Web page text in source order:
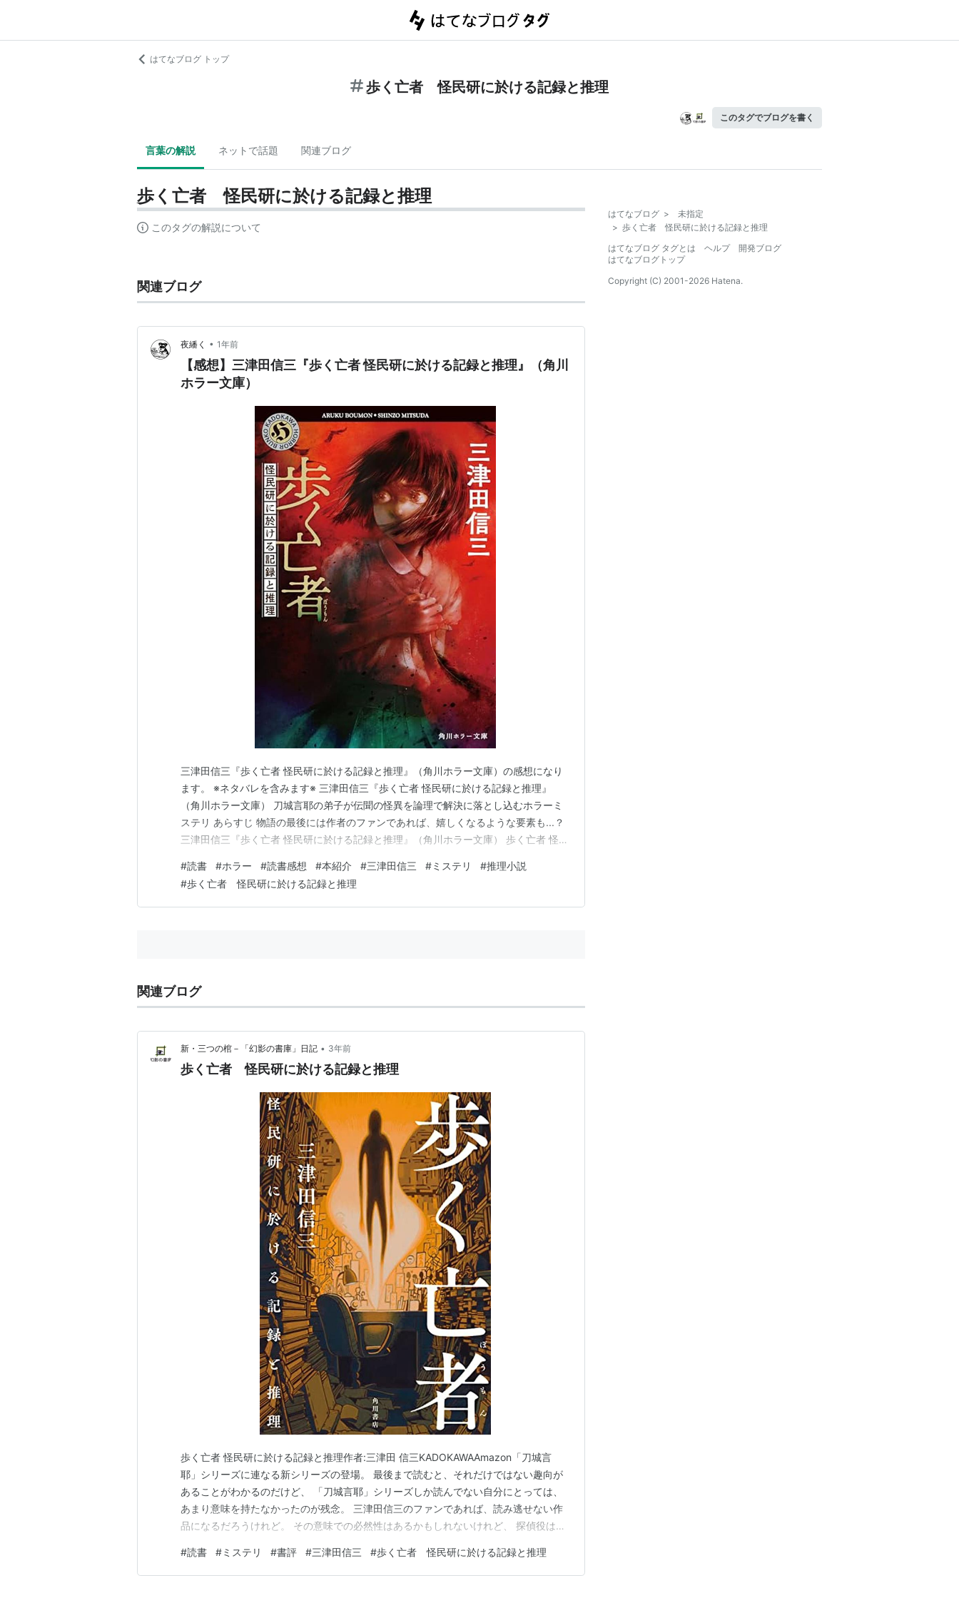
はてなブログ トップ
歩く亡者 怪民研に於ける記録と推理
このタグでブログを書く
言葉の解説 ネットで話題 関連ブログ
歩く亡者 怪民研に於ける記録と推理
このタグの解説について
関連ブログ
夜繙く • 1年前
【感想】三津田信三『歩く亡者 怪民研に於ける記録と推理』（角川
ホラー文庫）
三津田信三『歩く亡者 怪民研に於ける記録と推理』（角川ホラー文庫）の感想になり
ます。 ※ネタバレを含みます※ 三津田信三『歩く亡者 怪民研に於ける記録と推理』
（角川ホラー文庫） 刀城言耶の弟子が伝聞の怪異を論理で解決に落とし込むホラーミ
ステリ あらすじ 物語の最後には作者のファンであれば、嬉しくなるような要素も...？
三津田信三『歩く亡者 怪民研に於ける記録と推理』（角川ホラー文庫） 歩く亡者 怪民
耶の弟子が伝聞の怪異を論理で解決に落とし込むホラーミステリ あらすじ 見れば見る
ほど何処か可怪し…
#読書 #ホラー #読書感想 #本紹介 #三津田信三 #ミステリ #推理小説
#歩く亡者 怪民研に於ける記録と推理
関連ブログ
新・三つの棺－「幻影の書庫」日記 • 3年前
歩く亡者 怪民研に於ける記録と推理
歩く亡者 怪民研に於ける記録と推理作者:三津田 信三KADOKAWAAmazon「刀城言
耶」シリーズに連なる新シリーズの登場。 最後まで読むと、それだけではない趣向が
あることがわかるのだけど、 「刀城言耶」シリーズしか読んでない自分にとっては、
あまり意味を持たなかったのが残念。 三津田信三のファンであれば、読み逃せない作
品になるだろうけれど。 その意味での必然性はあるかもしれないけれど、 探偵役は刀
けるかなぁ。 ミステリとしては、全体的にバカトリックのオンパレード。 その意味で
も、ベストと次点を選ぶならば、第一話と…
#読書 #ミステリ #書評 #三津田信三 #歩く亡者 怪民研に於ける記録と推理
はてなブログ >
未指定
> 歩く亡者 怪民研に於ける記録と推理
はてなブログ タグとは
ヘルプ
開発ブログ
はてなブログトップ
Copyright (C) 2001-2026 Hatena.